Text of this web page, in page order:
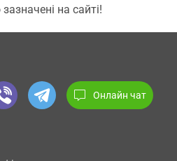
на сайті!
Онлайн чат